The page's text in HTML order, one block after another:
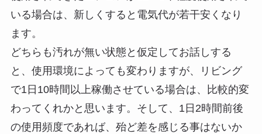
いる場合は、新しくすると電気代が若干安くなり
ます。
どちらも汚れが無い状態と仮定してお話しする
と、使用環境によっても変わりますが、リビング
で1日10時間以上稼働させている場合は、比較的変
わってくれかと思います。そして、1日2時間前後
の使用頻度であれば、殆ど差を感じる事はないか